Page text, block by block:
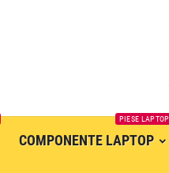
COMPONENTE LAPTOP
PIESE LAPTOP